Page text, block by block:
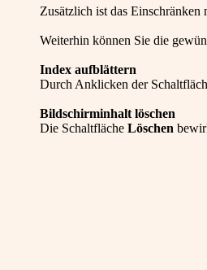
Zusätzlich ist das Einschränken
Weiterhin können Sie die
Index aufblättern
Durch Anklicken der
Bildschirminhalt löschen
Die Schaltfläche Löschen